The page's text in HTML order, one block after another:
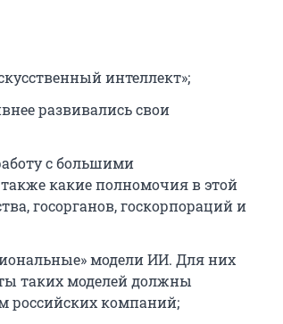
интеллект»;
развивались свои
с большими
какие полномочия в этой
госорганов, госкорпораций и
модели ИИ. Для них
таких моделей должны
российских компаний;